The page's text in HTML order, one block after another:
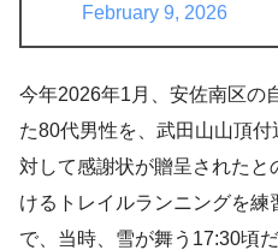
February 9, 2026
今年2026年1月、安佐南区の
た80代男性を、武田山山頂
対して感謝状が贈呈された
けるトレイルランニングを練
で、当時、雪が舞う17:30頃